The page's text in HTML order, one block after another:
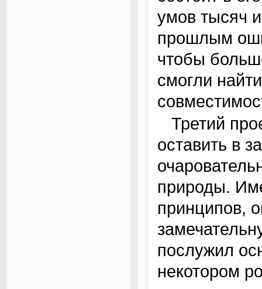
умов тысяч
прошлым
чтобы
смогли
Третий проект, который не хотелось бы
оставить в
природы.
принципов,
послужил
некотором